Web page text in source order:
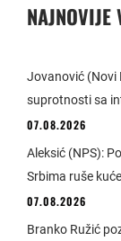
NAJNOVIJE
Jovanović (Novi
suprotnosti sa
07.08.2026
Aleksić (NPS):
Srbima ruše
07.08.2026
Branko Ružić